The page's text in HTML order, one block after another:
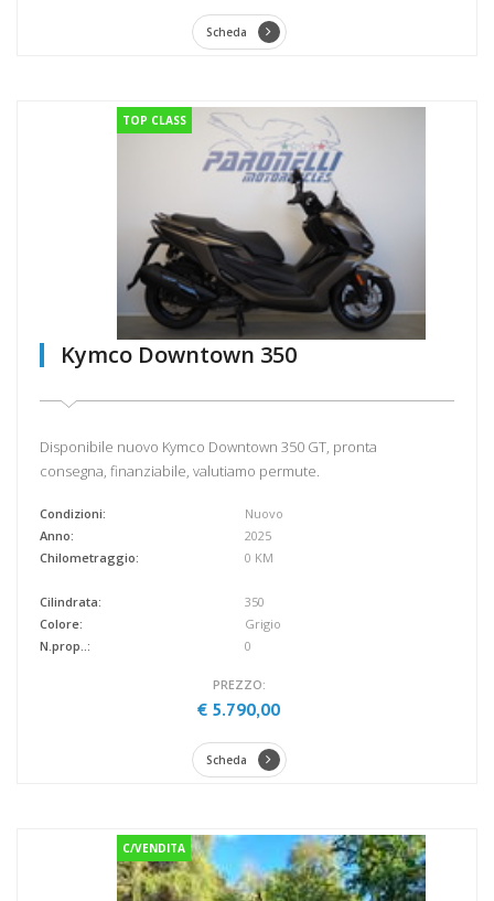
Scheda
TOP CLASS
Kymco Downtown 350
Disponibile nuovo Kymco Downtown 350 GT, pronta
consegna, finanziabile, valutiamo permute.
Condizioni:
Anno:
Chilometraggio:
Nuovo
2025
0 KM
Cilindrata:
Colore:
N.prop..:
350
Grigio
0
PREZZO:
€ 5.790,00
Scheda
C/VENDITA